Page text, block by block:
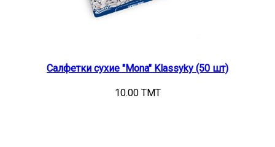
Салфетки сухие "Mona" Klassyky (50 шт)
10.00 TMT